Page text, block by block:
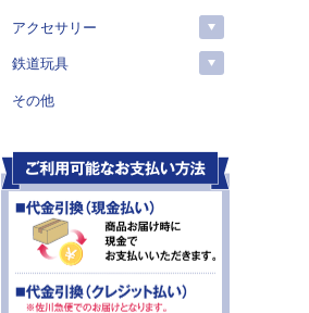
アクセサリー
鉄道玩具
その他